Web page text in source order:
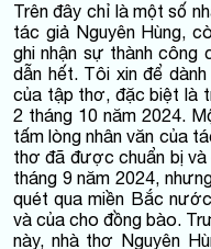
Trên đây chỉ là một số
tác giả Nguyên Hùng,
ghi nhận sự thành
dẫn hết. Tôi xin để
của tập thơ, đặc biệt là
2 tháng 10 năm 2024.
tấm lòng nhân văn của
thơ đã được chuẩn bị
tháng 9 năm 2024,
quét qua miền Bắc
và của cho đồng bào.
này, nhà thơ Nguyên